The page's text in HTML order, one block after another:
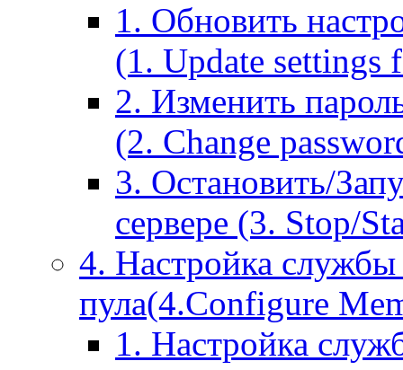
1. Обновить
(1. Update settings
2. Изменить
(2. Change
3. Остановить/
сервере (3. Stop/
4. Настройка
пула(4.Configure
1. Настройка